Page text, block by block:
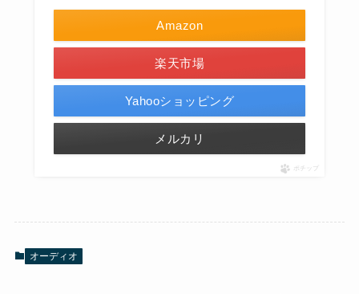
Amazon
楽天市場
Yahooショッピング
メルカリ
ポチップ
オーディオ